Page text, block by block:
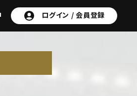
ログイン /会員登録